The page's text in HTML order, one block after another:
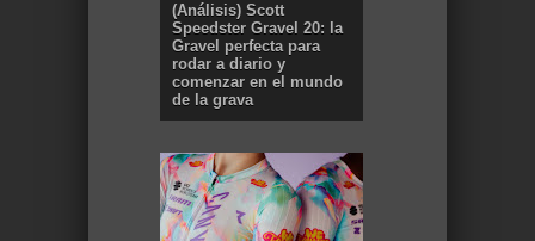
(Análisis) Scott
Speedster Gravel 20: la
Gravel perfecta para
rodar a diario y
comenzar en el mundo
de la grava